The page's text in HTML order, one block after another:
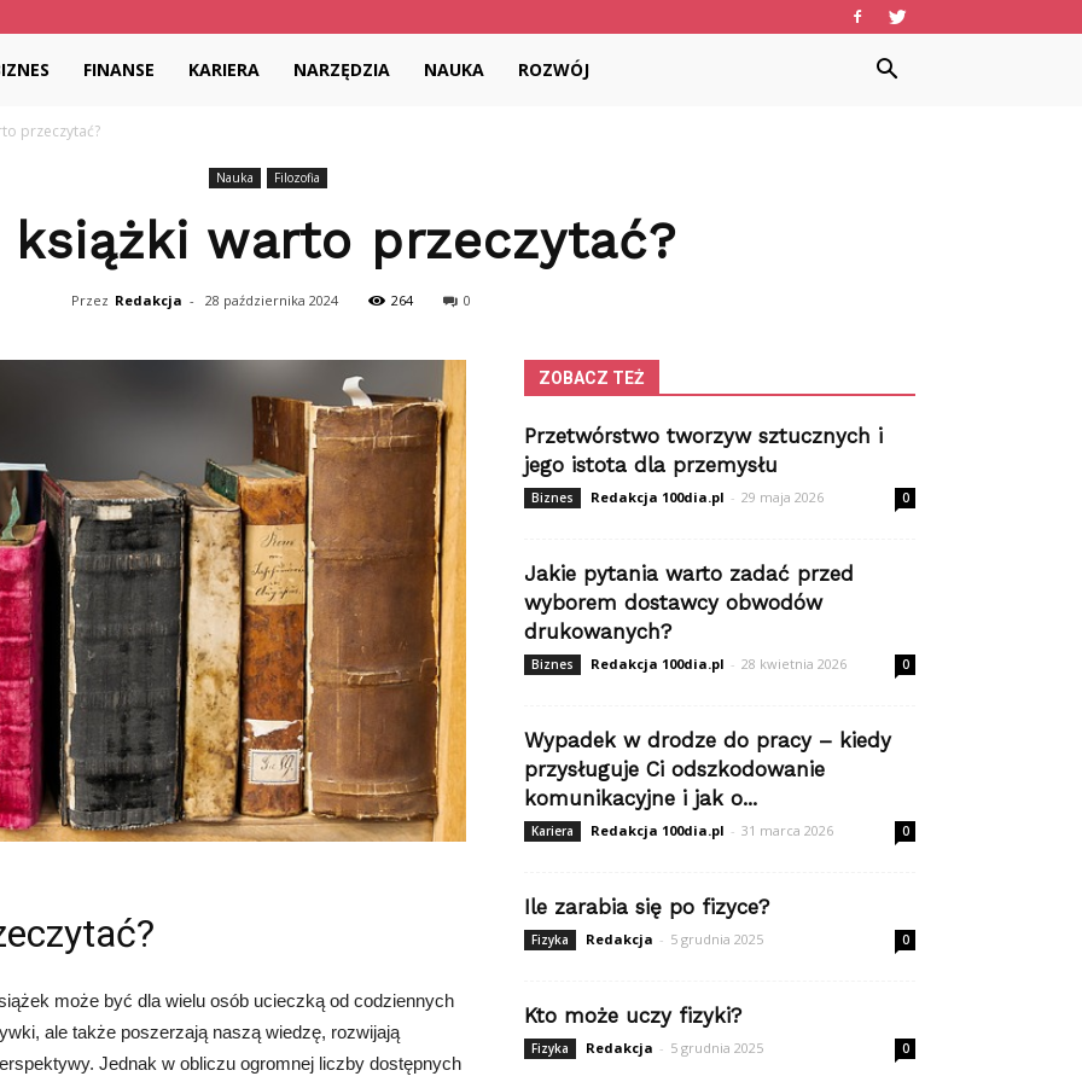
FINANSE KARIERA NARZĘDZIA NAUKA ROZWÓJ
przeczytać?
Nauka Filozofia
książki warto przeczytać?
Przez Redakcja - 28 października 2024 264 0
może być dla wielu osób ucieczką od codziennych
ale także poszerzają naszą wiedzę, rozwijają
Jednak w obliczu ogromnej liczby dostępnych
ZOBACZ TEŻ
Przetwórstwo tworzyw sztucznych i
jego istota dla przemysłu
Biznes Redakcja 100dia.pl - 29 maja 2026 0
Jakie pytania warto zadać przed
wyborem dostawcy obwodów
drukowanych?
Biznes Redakcja 100dia.pl - 28 kwietnia 2026 0
Wypadek w drodze do pracy – kiedy
przysługuje Ci odszkodowanie
komunikacyjne i jak o...
Kariera Redakcja 100dia.pl - 31 marca 2026 0
Ile zarabia się po fizyce?
Fizyka Redakcja - 5 grudnia 2025 0
Kto może uczy fizyki?
Fizyka Redakcja - 5 grudnia 2025 0